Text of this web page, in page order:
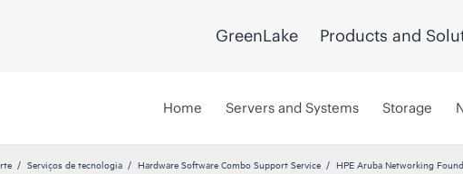
GreenLake Products and
Home Servers and Systems Storage
Serviços de tecnologia Hardware Software Combo Support Service
HPE Aruba Networking